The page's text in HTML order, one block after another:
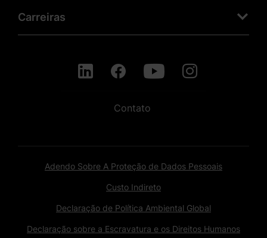
Carreiras
Contato
Adendo Sobre A Proteção de Dados Pessoais
Custo Indireto
Declaração de Política Ambiental Global
Declaração sobre a Escravatura e os Direitos Humanos